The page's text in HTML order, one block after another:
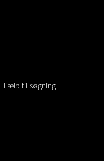
Hjælp til søgning